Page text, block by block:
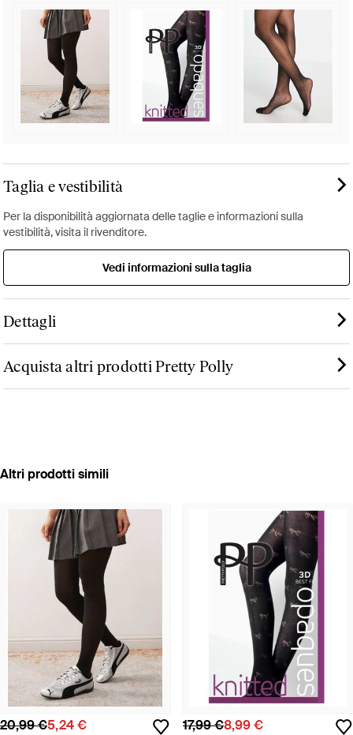
Taglia e vestibilità
Per la disponibilità aggiornata delle taglie e informazioni sulla
vestibilità, visita il rivenditore.
Vedi informazioni sulla taglia
Dettagli
Acquista altri prodotti Pretty Polly
Altri prodotti simili
20,99 €5,24 € 17,99 €8,99 €